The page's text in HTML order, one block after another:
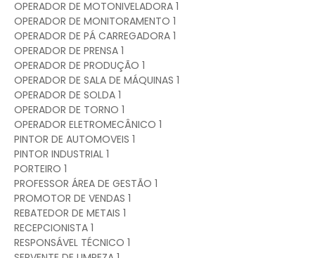
OPERADOR DE MOTONIVELADORA 1
OPERADOR DE MONITORAMENTO 1
OPERADOR DE PÁ CARREGADORA 1
OPERADOR DE PRENSA 1
OPERADOR DE PRODUÇÃO 1
OPERADOR DE SALA DE MÁQUINAS 1
OPERADOR DE SOLDA 1
OPERADOR DE TORNO 1
OPERADOR ELETROMECÂNICO 1
PINTOR DE AUTOMOVEIS 1
PINTOR INDUSTRIAL 1
PORTEIRO 1
PROFESSOR ÁREA DE GESTÃO 1
PROMOTOR DE VENDAS 1
REBATEDOR DE METAIS 1
RECEPCIONISTA 1
RESPONSÁVEL TÉCNICO 1